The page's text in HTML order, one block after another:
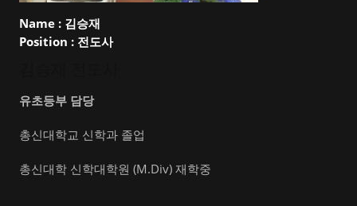
Name : 김승재
Position : 전도사
유초등부 담당
총신대학교 신학과 졸업
총신대학 신학대학원 (M.Div) 재학중